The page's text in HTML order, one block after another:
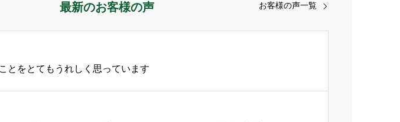
最新のお客様の声
とをとてもうれしく思っています
お客様の声一覧